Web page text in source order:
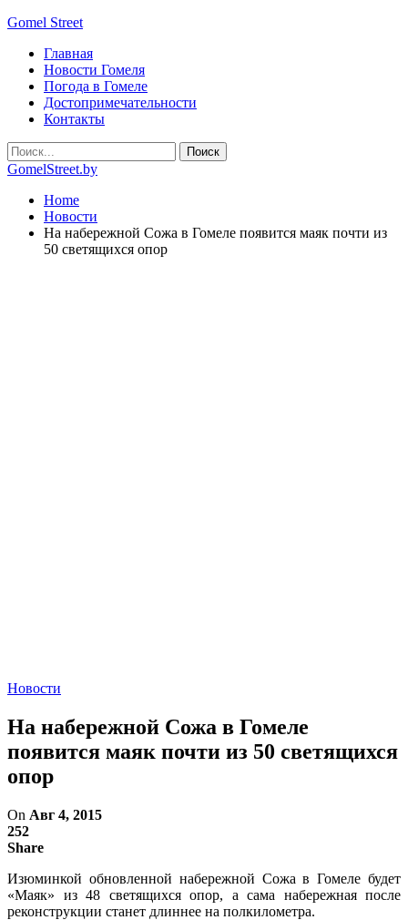
Gomel Street
Главная
Новости Гомеля
Погода в Гомеле
Достопримечательности
Контакты
GomelStreet.by
Home
Новости
На набережной Сожа в Гомеле появится маяк почти из
50 светящихся опор
Новости
На набережной Сожа в Гомеле
появится маяк почти из 50 светящихся
опор
On Авг 4, 2015
252
Share
Изюминкой обновленной набережной Сожа в Гомеле будет
«Маяк» из 48 светящихся опор, а сама набережная после
реконструкции станет длиннее на полкилометра.